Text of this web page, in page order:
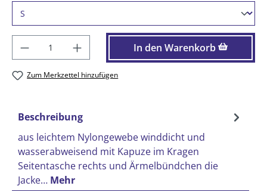
Produkt Anzahl: Gib den gewünschten
In den Warenkorb
Zum Merkzettel hinzufügen
Beschreibung
aus leichtem Nylongewebe winddicht und
wasserabweisend mit Kapuze im Kragen
Seitentasche rechts und Ärmelbündchen die
Jacke… Mehr